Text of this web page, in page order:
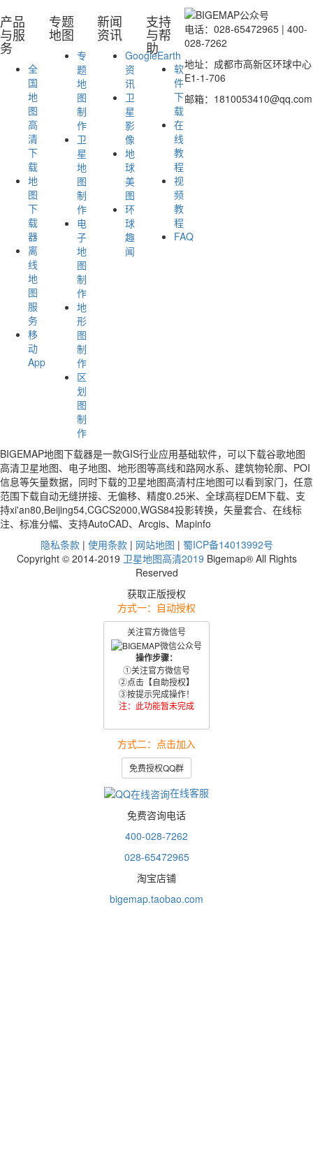
产品
与服
务
全
国
地
图
高
清
下
载
地
图
下
载
器
离
线
地
图
服
务
移
动
App
专题
地图
专
题
地
图
制
作
卫
星
地
图
制
作
电
子
地
图
制
作
地
形
图
制
作
区
划
图
制
作
新闻
资讯
GoogleEarth
资
讯
卫
星
影
像
地
球
美
图
环
球
趣
闻
支持
与帮
助
软
件
下
载
在
线
教
程
视
频
教
程
FAQ
电话：028-65472965 | 400-
028-7262
地址：成都市高新区环球中心
E1-1-706
邮箱：1810053410@qq.com
BIGEMAP地图下载器是一款GIS行业应用基础软件，可以下载谷歌地图
高清卫星地图、电子地图、地形图等高线和路网水系、建筑物轮廓、POI
信息等矢量数据，同时下载的卫星地图高清村庄地图可以看到家门，任意
范围下载自动无缝拼接、无偏移、精度0.25米、全球高程DEM下载、支
持xi'an80,Beijing54,CGCS2000,WGS84投影转换，矢量套合、在线标
注、标准分幅、支持AutoCAD、Arcgis、Mapinfo
隐私条款| 使用条款| 网站地图 | 蜀ICP备14013992号
Copyright © 2014-2019 卫星地图高清2019 Bigemap® All Rights
Reserved
获取正版授权
方式一：自动授权
关注官方微信号
操作步骤：
①关注官方微信号
②点击【自助授权】
③按提示完成操作！
注：此功能暂未完成
方式二：点击加入
免费授权QQ群
在线客服
免费咨询电话
400-028-7262
028-65472965
淘宝店铺
bigemap.taobao.com